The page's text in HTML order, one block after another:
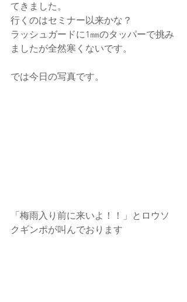
てきました。
行くのはセミナー以来かな？
ラッシュガードに1㎜のタッパーで挑み
ましたが全然寒くないです。
では今日の写真です。
「梅雨入り前に来いよ！！」とロウソ
クギンポが叫んでおります